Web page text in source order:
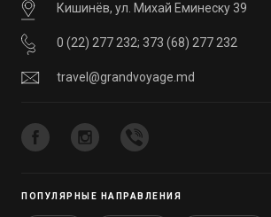
Кишинёв, ул. Михай Еминеску 39
0 (22) 277 232; 373 (68) 277 232
travel@grandvoyage.md
ПОПУЛЯРНЫЕ НАПРАВЛЕНИЯ